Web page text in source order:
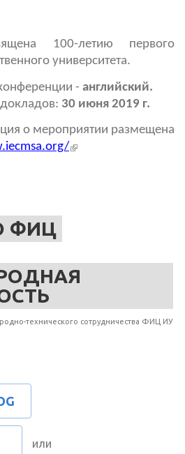
100-летию первого
университета.
- английский.
30 июня 2019 г.
о мероприятии размещена
(внешняя ссылка)
ФИЦ
технического сотрудничества ФИЦ ИУ
или